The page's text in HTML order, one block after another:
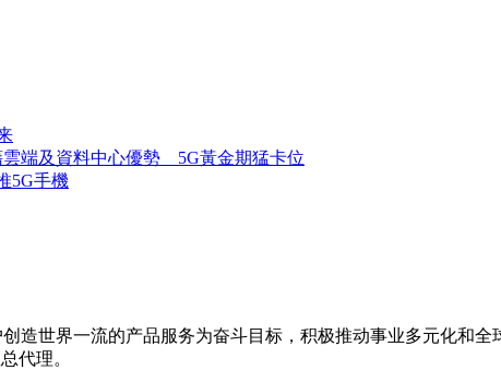
端及資料中心優勢 5G黃金期猛卡位
5G手機
造世界一流的产品服务为奋斗目标，积极推动事业多元化和
代理。